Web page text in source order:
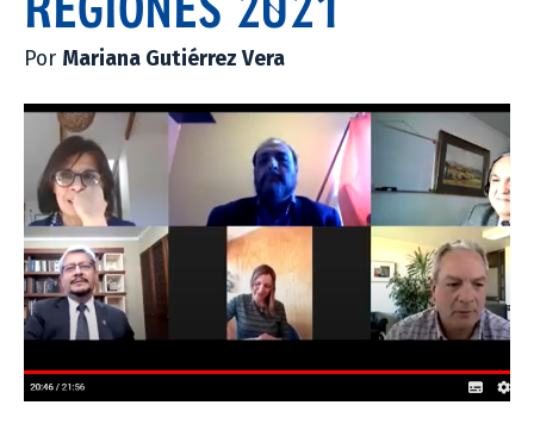
Por Mariana Gutiérrez Vera